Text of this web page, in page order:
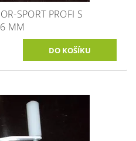
SPORT PROFI S
MM